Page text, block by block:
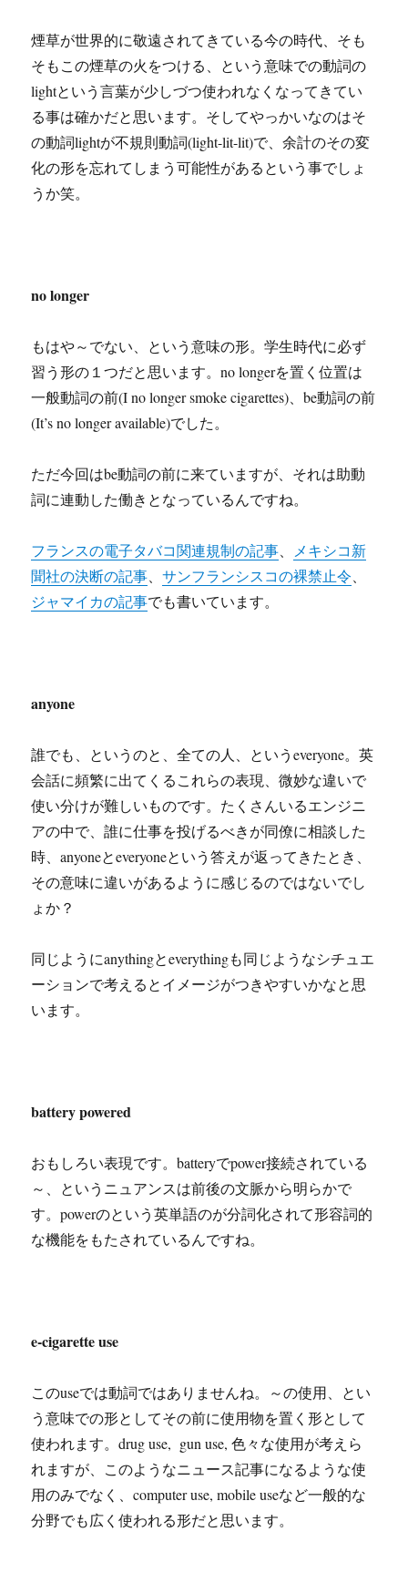
煙草が世界的に敬遠されてきている今の時代、そも
そもこの煙草の火をつける、という意味での動詞の
lightという言葉が少しづつ使われなくなってきてい
る事は確かだと思います。そしてやっかいなのはそ
の動詞lightが不規則動詞(light-lit-lit)で、余計のその変
化の形を忘れてしまう可能性があるという事でしょ
うか笑。
no longer
もはや～でない、という意味の形。学生時代に必ず
習う形の１つだと思います。no longerを置く位置は
一般動詞の前(I no longer smoke cigarettes)、be動詞の前
(It’s no longer available)でした。
ただ今回はbe動詞の前に来ていますが、それは助動
詞に連動した働きとなっているんですね。
フランスの電子タバコ関連規制の記事
メキシコ新
聞社の決断の記事 、サンフランシスコの裸禁止令
ジャマイカの記事でも書いています。
anyone
誰でも、というのと、全ての人、というeveryone。英
会話に頻繁に出てくるこれらの表現、微妙な違いで
使い分けが難しいものです。たくさんいるエンジニ
アの中で、誰に仕事を投げるべきが同僚に相談した
時、anyoneとeveryoneという答えが返ってきたとき、
その意味に違いがあるように感じるのではないでし
ょか？
同じようにanythingとeverythingも同じようなシチュエ
ーションで考えるとイメージがつきやすいかなと思
います。
battery powered
おもしろい表現です。batteryでpower接続されている
～、というニュアンスは前後の文脈から明らかで
す。powerのという英単語のが分詞化されて形容詞的
な機能をもたされているんですね。
e-cigarette use
このuseでは動詞ではありませんね。～の使用、とい
う意味での形としてその前に使用物を置く形として
使われます。drug use, gun use, 色々な使用が考えら
れますが、このようなニュース記事になるような使
用のみでなく、computer use, mobile useなど一般的な
分野でも広く使われる形だと思います。